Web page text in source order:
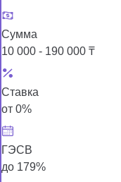
Сумма
10 000 - 190 000 ₸
Ставка
от 0%
ГЭСВ
до 179%